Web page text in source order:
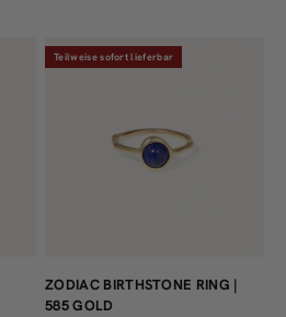
Teilweise sofort lieferbar
ZODIAC BIRTHSTONE RING |
585 GOLD